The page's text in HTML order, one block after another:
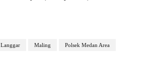
Maling Polsek Medan Area